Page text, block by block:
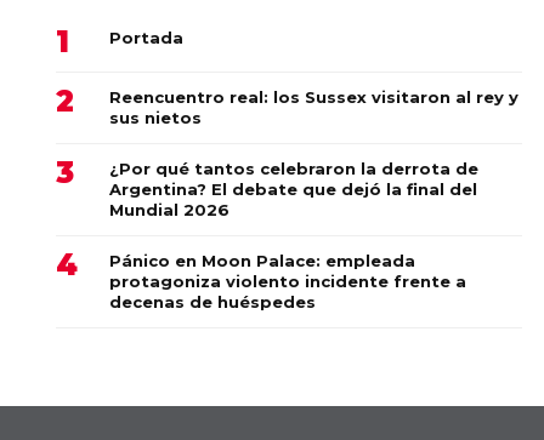
Portada
Reencuentro real: los Sussex visitaron al rey y
sus nietos
¿Por qué tantos celebraron la derrota de
Argentina? El debate que dejó la final del
Mundial 2026
Pánico en Moon Palace: empleada
protagoniza violento incidente frente a
decenas de huéspedes